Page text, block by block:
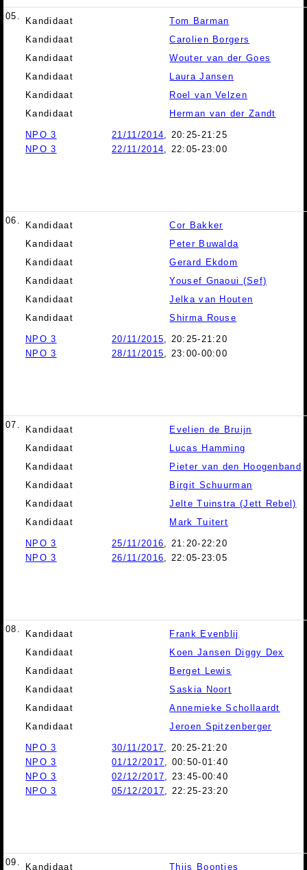
05. Kandidaat
Tom Barman
Kandidaat
Carolien Borgers
Kandidaat
Wouter van der Goes
Kandidaat
Laura Jansen
Kandidaat
Roel van Velzen
Kandidaat
Herman van der Zandt
NPO 3 21/11/2014, 20:25-21:25
NPO 3
22/11/2014, 22:05-23:00
06. Kandidaat
Cor Bakker
Kandidaat
Peter Buwalda
Kandidaat
Gerard Ekdom
Kandidaat
Yousef Gnaoui (Sef)
Kandidaat
Jelka van Houten
Kandidaat
Shirma Rouse
NPO 3 20/11/2015, 20:25-21:20
NPO 3
28/11/2015, 23:00-00:00
07. Kandidaat
Evelien de Bruijn
Kandidaat
Lucas Hamming
Kandidaat
Pieter van den Hoogenband
Kandidaat
Birgit Schuurman
Kandidaat
Jelte Tuinstra (Jett Rebel)
Kandidaat
Mark Tuitert
NPO 3 25/11/2016, 21:20-22:20
NPO 3
26/11/2016, 22:05-23:05
08. Kandidaat
Frank Evenblij
Kandidaat
Koen Jansen Diggy Dex
Kandidaat
Berget Lewis
Kandidaat
Saskia Noort
Kandidaat
Annemieke Schollaardt
Kandidaat
Jeroen Spitzenberger
NPO 3 30/11/2017, 20:25-21:20
NPO 3
01/12/2017, 00:50-01:40
NPO 3
02/12/2017, 23:45-00:40
NPO 3
05/12/2017, 22:25-23:20
09. Kandidaat Thijs Boontjes